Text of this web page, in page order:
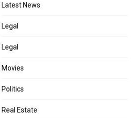
Latest News
Legal
Legal
Movies
Politics
Real Estate